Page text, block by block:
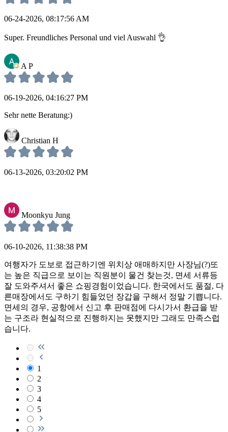
06-24-2026, 08:17:56 AM
Super. Freundliches Personal und viel Auswahl 👌
A P
06-19-2026, 04:16:27 PM
Sehr nette Beratung:)
Christian H
06-13-2026, 03:20:02 PM
Moonkyu Jung
06-10-2026, 11:38:38 PM
여행자가 도보로 접근하기엔 위치상 애매하지만 사장님(?)또
는 높은 직급으로 보이는 직원분이 물건 찾는것, 면세 서류등
잘 도와주셔서 좋은 쇼핑경험이었습니다. 한국에서도 품절, 다
른매장에서도 구하기 힘들었던 장갑을 구해서 정말 기쁩니다.
면세의 경우, 공항에서 신고 후 판매점에 다시가서 환급을 받
는 구조라 현실적으로 진행하지는 못했지만 그래도 만족스럽
습니다.
1
2
3
4
5